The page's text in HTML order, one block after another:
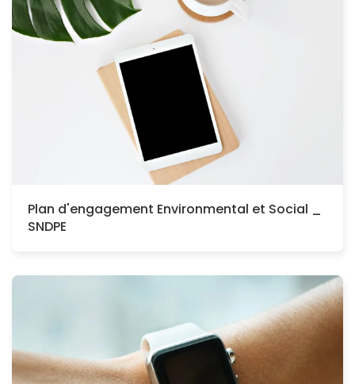
Plan d'engagement Environmental et Social _
SNDPE